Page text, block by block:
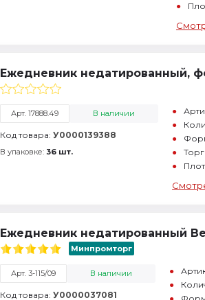
Ежедневник недатированный,
Арт. 17888.49 В наличии
Код товара: У0000139388
В упаковке: 36 шт.
Ежедневник недатированный
Минпромторг
Арт. 3-115/09 В наличии
Код товара: У0000037081